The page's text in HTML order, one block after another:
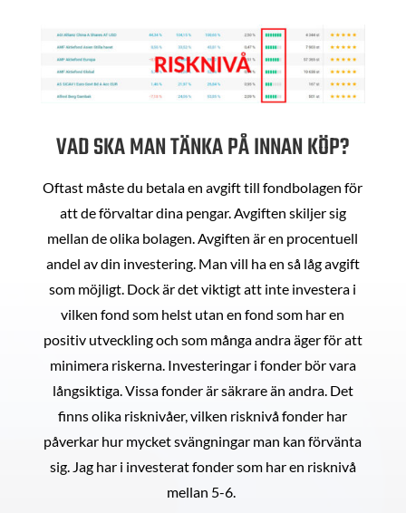
VAD SKA MAN TÄNKA PÅ INNAN KÖP?
Oftast måste du betala en avgift till fondbolagen för
att de förvaltar dina pengar. Avgiften skiljer sig
mellan de olika bolagen. Avgiften är en procentuell
andel av din investering. Man vill ha en så låg avgift
som möjligt. Dock är det viktigt att inte investera i
vilken fond som helst utan en fond som har en
positiv utveckling och som många andra äger för att
minimera riskerna. Investeringar i fonder bör vara
långsiktiga. Vissa fonder är säkrare än andra. Det
finns olika risknivåer, vilken risknivå fonder har
påverkar hur mycket svängningar man kan förvänta
sig. Jag har i investerat fonder som har en risknivå
mellan 5-6.